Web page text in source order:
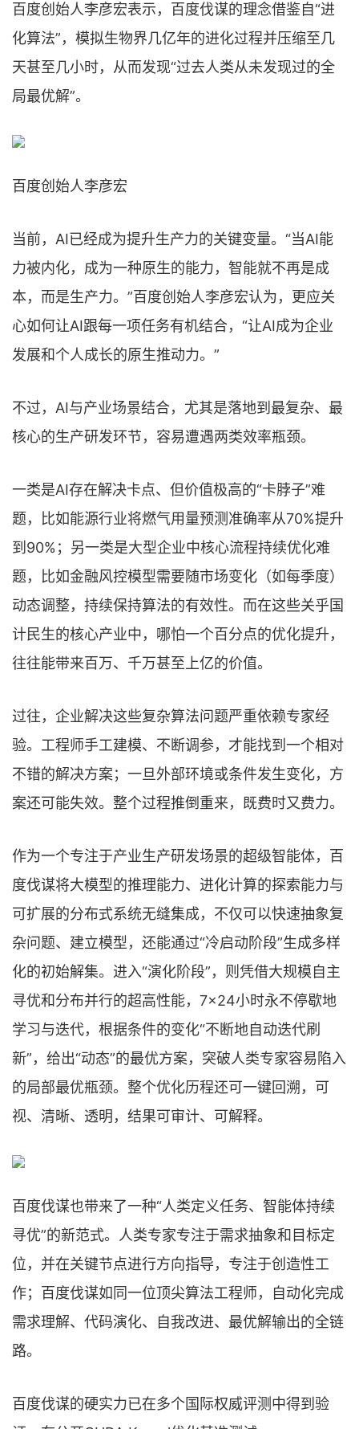
百度创始人李彦宏表示，百度伐谋的理念借鉴自“进
化算法”，模拟生物界几亿年的进化过程并压缩至几
天甚至几小时，从而发现“过去人类从未发现过的全
局最优解”。
百度创始⼈李彦宏
当前，AI已经成为提升生产力的关键变量。“当AI能
力被内化，成为一种原生的能力，智能就不再是成
本，而是生产力。”百度创始⼈李彦宏认为，更应关
⼼如何让AI跟每⼀项任务有机结合，“让AI成为企业
发展和个⼈成⻓的原⽣推动⼒。”
不过，AI与产业场景结合，尤其是落地到最复杂、最
核心的生产研发环节，容易遭遇两类效率瓶颈。
一类是AI存在解决卡点、但价值极高的“卡脖子”难
题，比如能源行业将燃气用量预测准确率从70%提升
到90%；另一类是大型企业中核心流程持续优化难
题，比如金融风控模型需要随市场变化（如每季度）
动态调整，持续保持算法的有效性。而在这些关乎国
计民生的核心产业中，哪怕一个百分点的优化提升，
往往能带来百万、千万甚至上亿的价值。
过往，企业解决这些复杂算法问题严重依赖专家经
验。工程师手工建模、不断调参，才能找到一个相对
不错的解决方案；一旦外部环境或条件发生变化，方
案还可能失效。整个过程推倒重来，既费时又费力。
作为一个专注于产业生产研发场景的超级智能体，百
度伐谋将大模型的推理能力、进化计算的探索能力与
可扩展的分布式系统无缝集成，不仅可以快速抽象复
杂问题、建立模型，还能通过“冷启动阶段”生成多样
化的初始解集。进入“演化阶段”，则凭借大规模自主
寻优和分布并行的超高性能，7×24小时永不停歇地
学习与迭代，根据条件的变化“不断地自动迭代刷
新”，给出“动态”的最优方案，突破人类专家容易陷入
的局部最优瓶颈。整个优化历程还可一键回溯，可
视、清晰、透明，结果可审计、可解释。
百度伐谋也带来了一种“人类定义任务、智能体持续
寻优”的新范式。人类专家专注于需求抽象和目标定
位，并在关键节点进行方向指导，专注于创造性工
作；百度伐谋如同一位顶尖算法工程师，自动化完成
需求理解、代码演化、自我改进、最优解输出的全链
路。
百度伐谋的硬实力已在多个国际权威评测中得到验